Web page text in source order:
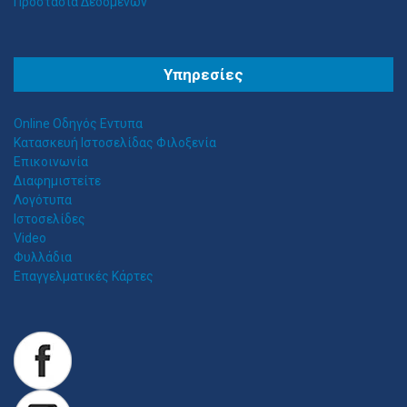
Υπηρεσίες
Online Οδηγός Εντυπα
Κατασκευή Ιστοσελίδας Φιλοξενία
Επικοινωνία
Διαφημιστείτε
Λογότυπα
Ιστοσελίδες
Video
Φυλλάδια
Επαγγελματικές Κάρτες